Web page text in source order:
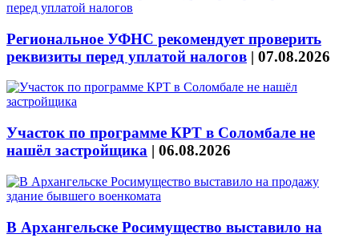
Региональное УФНС рекомендует проверить
реквизиты перед уплатой налогов | 07.08.2026
Участок по программе КРТ в Соломбале не
нашёл застройщика | 06.08.2026
В Архангельске Росимущество выставило на